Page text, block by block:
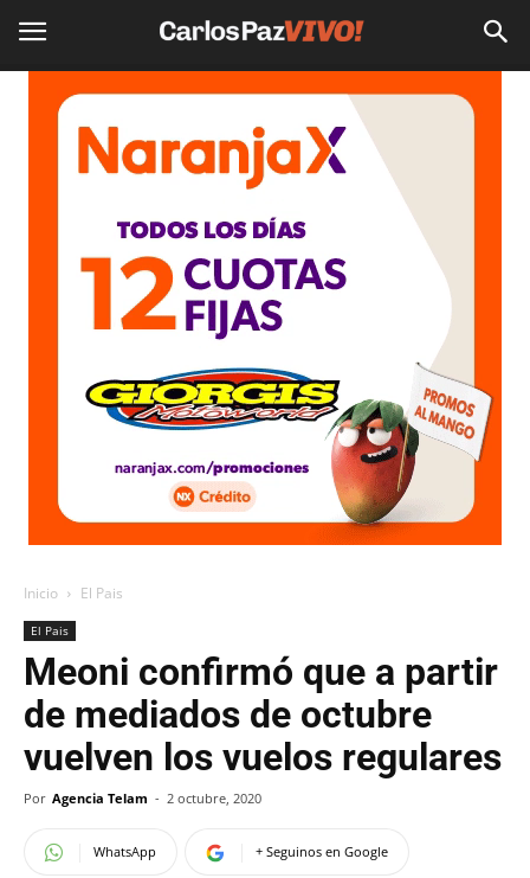
Inicio El Pais
El Pais
Meoni confirmó que a partir
de mediados de octubre
vuelven los vuelos regulares
Por Agencia Telam - 2 octubre, 2020
WhatsApp + Seguinos en Google